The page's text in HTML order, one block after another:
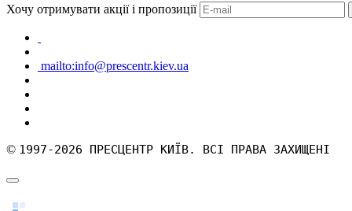
Хочу отримувати акції і пропозиції
mailto:info@prescentr.kiev.ua
© 1997-2026 ПРЕСЦЕНТР КИЇВ. ВСІ ПРАВА ЗАХИЩЕНІ